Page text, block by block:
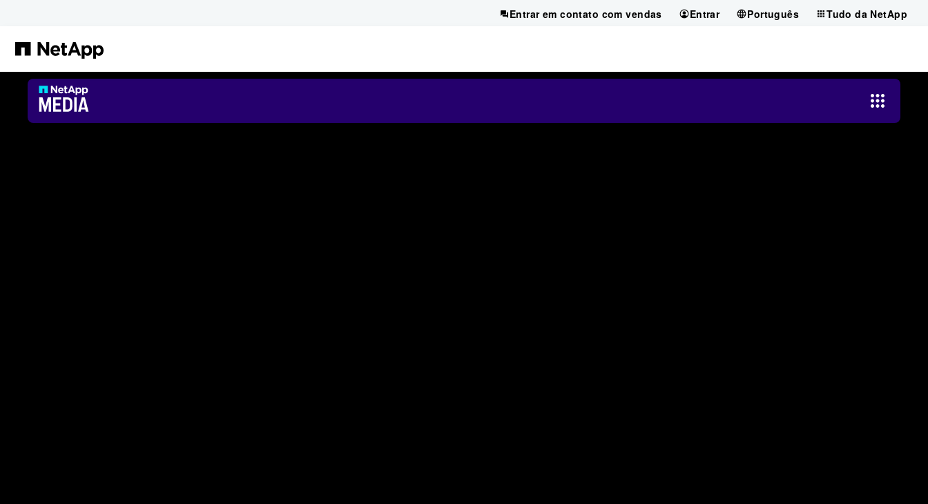
Entrar em contato com vendas Entrar Português Tudo da NetApp